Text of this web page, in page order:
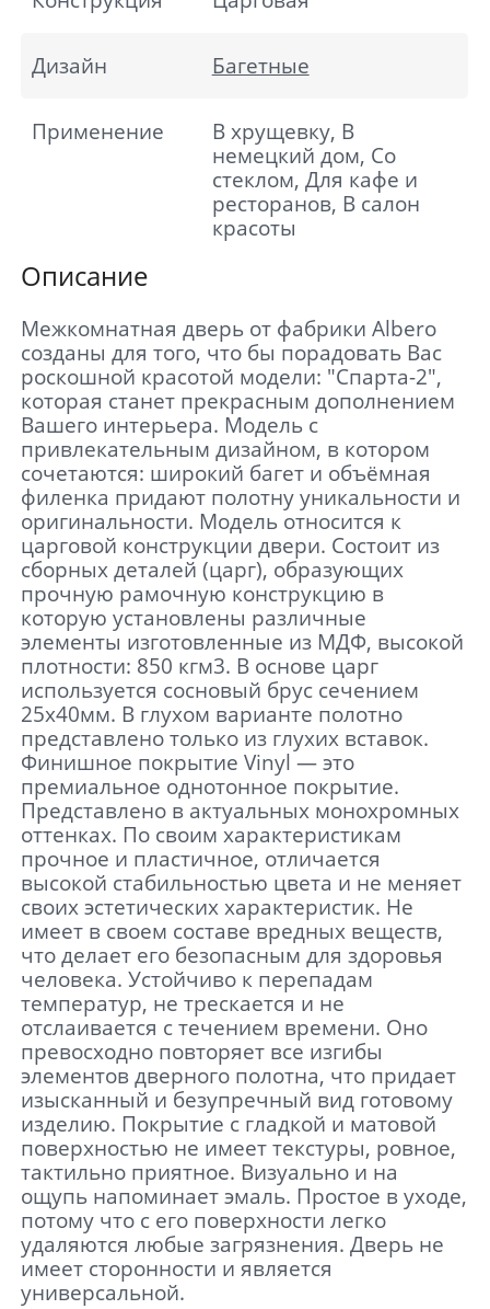
Дизайн Багетные
Применение
В хрущевку, В
немецкий дом, Со
стеклом, Для кафе и
ресторанов, В салон
красоты
Описание
Межкомнатная дверь от фабрики Albero
созданы для того, что бы порадовать Вас
роскошной красотой модели: "Спарта-2",
которая станет прекрасным дополнением
Вашего интерьера. Модель с
привлекательным дизайном, в котором
сочетаются: широкий багет и объёмная
филенка придают полотну уникальности и
оригинальности. Модель относится к
царговой конструкции двери. Состоит из
сборных деталей (царг), образующих
прочную рамочную конструкцию в
которую установлены различные
элементы изготовленные из МДФ, высокой
плотности: 850 кгм3. В основе царг
используется сосновый брус сечением
25х40мм. В глухом варианте полотно
представлено только из глухих вставок.
Финишное покрытие Vinyl — это
премиальное однотонное покрытие.
Представлено в актуальных монохромных
оттенках. По своим характеристикам
прочное и пластичное, отличается
высокой стабильностью цвета и не меняет
своих эстетических характеристик. Не
имеет в своем составе вредных веществ,
что делает его безопасным для здоровья
человека. Устойчиво к перепадам
температур, не трескается и не
отслаивается с течением времени. Оно
превосходно повторяет все изгибы
элементов дверного полотна, что придает
изысканный и безупречный вид готовому
изделию. Покрытие с гладкой и матовой
поверхностью не имеет текстуры, ровное,
тактильно приятное. Визуально и на
ощупь напоминает эмаль. Простое в уходе,
потому что с его поверхности легко
удаляются любые загрязнения. Дверь не
имеет сторонности и является
универсальной.